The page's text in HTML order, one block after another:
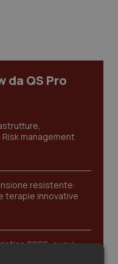
da QS Pro
Risk management
resistente:
terapie innovative
2026: nuovi